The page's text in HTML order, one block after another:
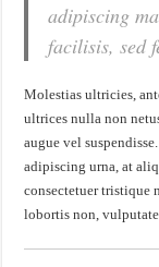
adipiscing
facilisis, sed
Molestias ultricies,
ultrices nulla non
augue vel
adipiscing urna, at
consectetuer tristique
lobortis non,